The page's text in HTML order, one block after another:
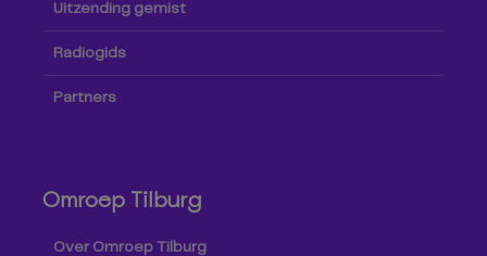
Uitzending gemist
Radiogids
Partners
Omroep Tilburg
Over Omroep Tilburg